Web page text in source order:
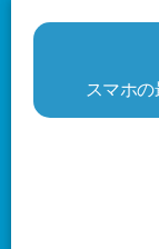
スマホ